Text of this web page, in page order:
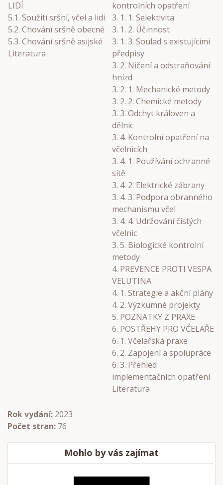
LIDÍ
5.1. Soužití sršní, včel a lidí
5.2. Chování sršně obecné
5.3. Chování sršně asijské
Literatura
kontrolních opatření
3. 1. 1. Selektivita
3. 1. 2. Účinnost
3. 1. 3. Soulad s existujícími
předpisy
3. 2. Ničení a odstraňování
hnízd
3. 2. 1. Mechanické metody
3. 2. 2. Chemické metody
3. 3. Odchyt královen a
dělnic
3. 4. Kontrolní opatření na
včelnicích
3. 4. 1. Používání ochranné
sítě
3. 4. 2. Elektrické zábrany
3. 4. 3. Podpora obranného
mechanismu včel
3. 4. 4. Udržování čistých
včelnic
3. 5. Biologické kontrolní
metody
4. PREVENCE PROTI VESPA
VELUTINA
4. 1. Strategie a akční plány
4. 2. Výzkumné projekty
5. POZNATKY Z PRAXE
6. POSTŘEHY PRO VČELAŘE
6. 1. Včelařská praxe
6. 2. Zapojení a spolupráce
6. 3. Přehled
implementačních opatření
Literatura
Rok vydání: 2023
Počet stran: 76
Mohlo by vás zajímat